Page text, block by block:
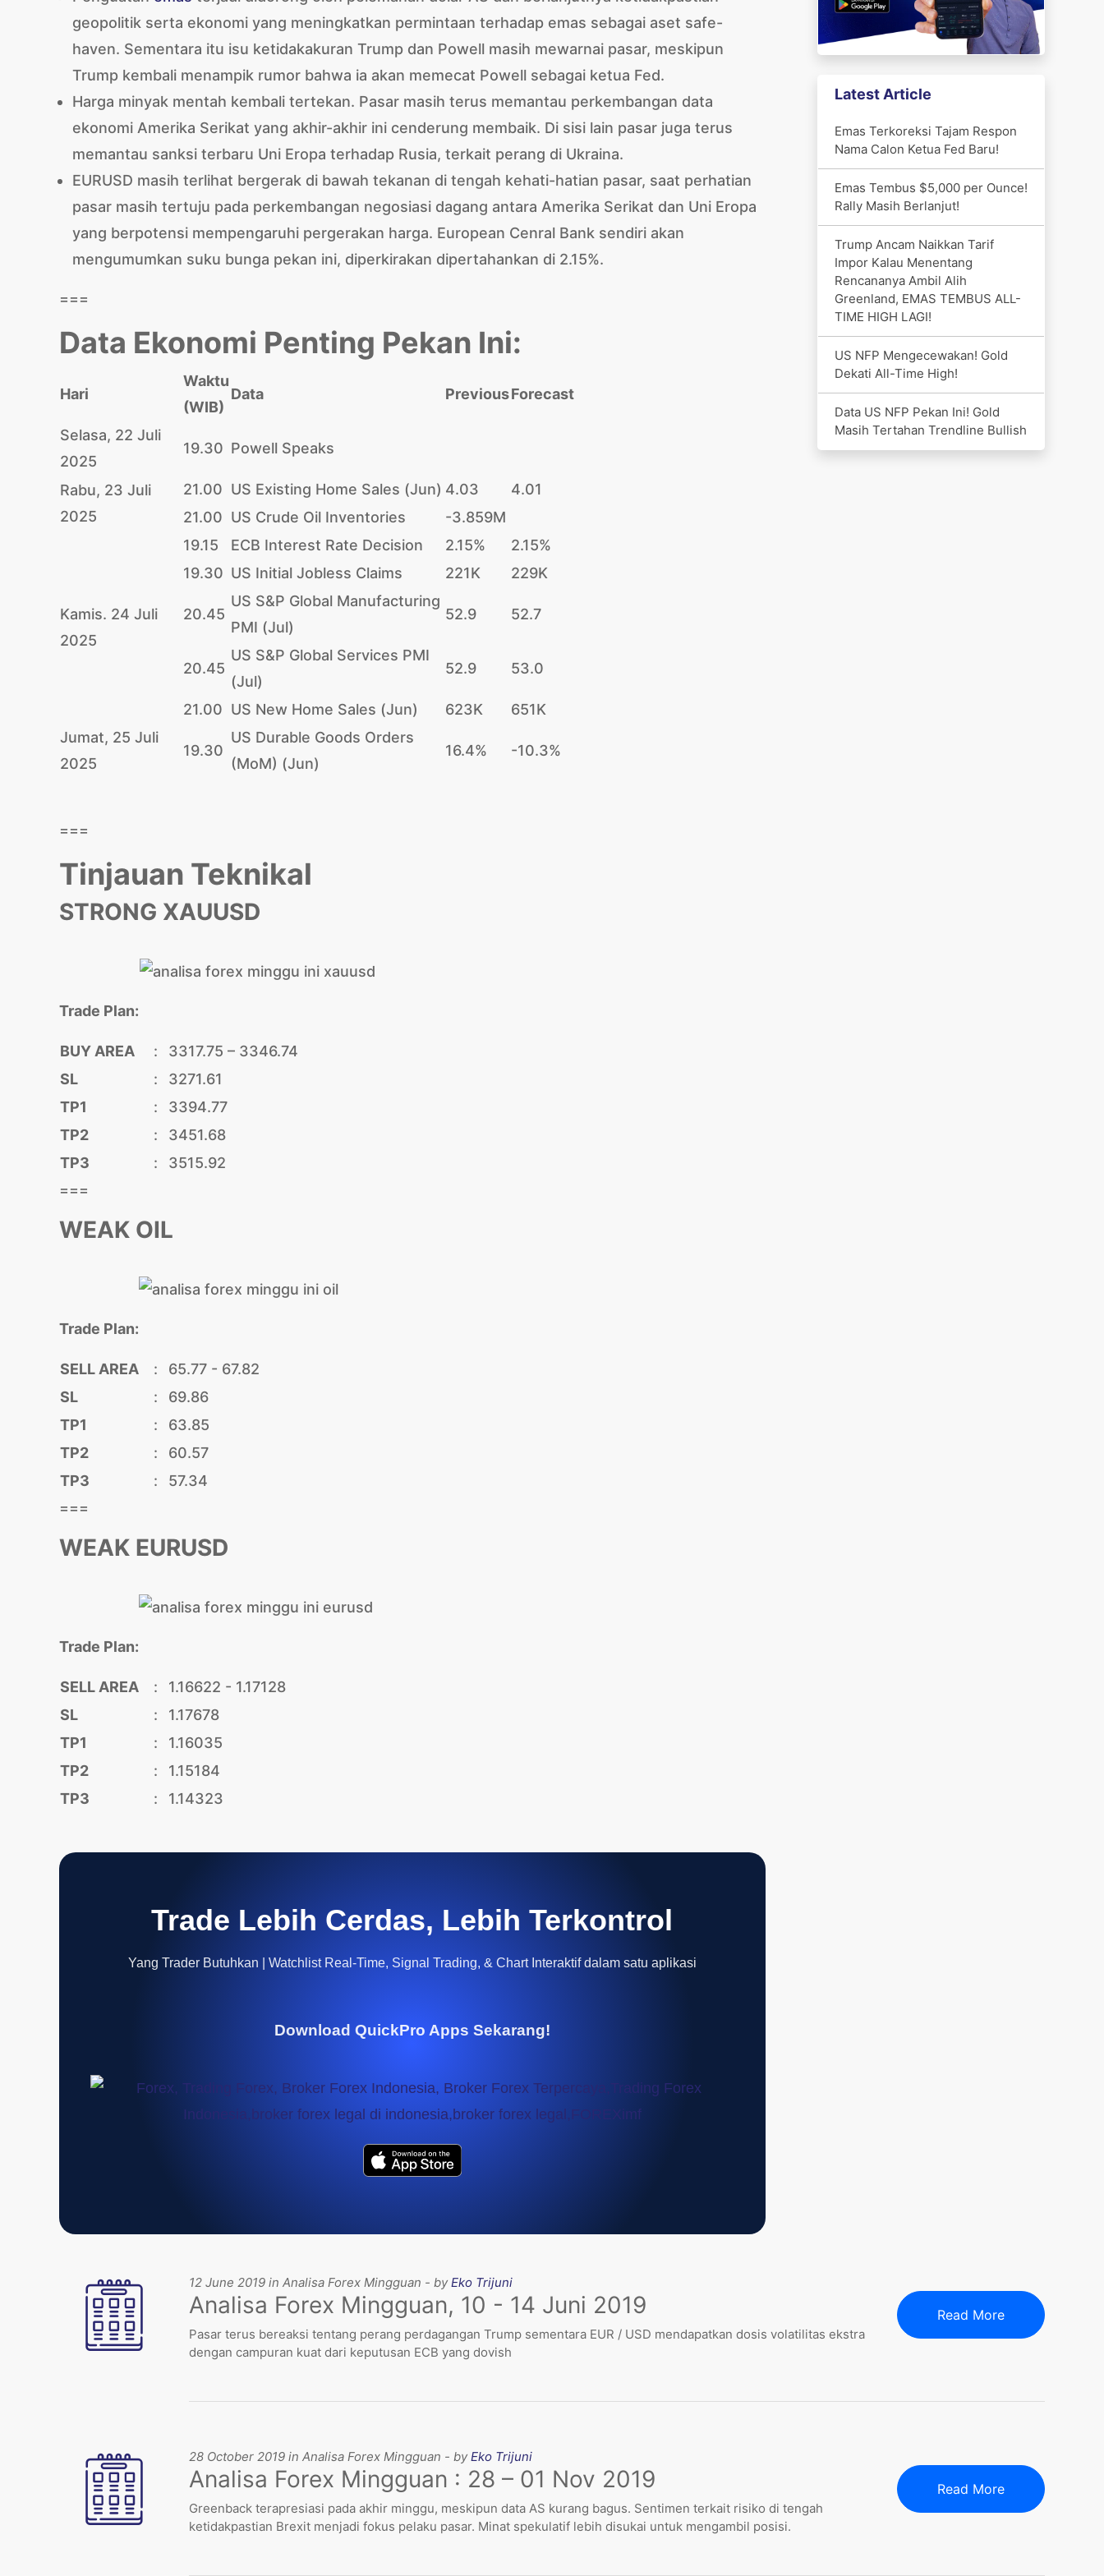
geopolitik serta ekonomi yang meningkatkan permintaan terhadap emas sebagai aset safe-
haven. Sementara itu isu ketidakakuran Trump dan Powell masih mewarnai pasar, meskipun
Trump kembali menampik rumor bahwa ia akan memecat Powell sebagai ketua Fed.
Harga minyak mentah kembali tertekan. Pasar masih terus memantau perkembangan data
ekonomi Amerika Serikat yang akhir-akhir ini cenderung membaik. Di sisi lain pasar juga terus
memantau sanksi terbaru Uni Eropa terhadap Rusia, terkait perang di Ukraina.
EURUSD masih terlihat bergerak di bawah tekanan di tengah kehati-hatian pasar, saat perhatian
pasar masih tertuju pada perkembangan negosiasi dagang antara Amerika Serikat dan Uni Eropa
yang berpotensi mempengaruhi pergerakan harga. European Cenral Bank sendiri akan
mengumumkan suku bunga pekan ini, diperkirakan dipertahankan di 2.15%.
===
Data Ekonomi Penting Pekan Ini:
Hari
Waktu
(WIB)
Data PreviousForecast
Selasa, 22 Juli
2025
19.30 Powell Speaks
Rabu, 23 Juli
2025
21.00 US Existing Home Sales (Jun) 4.03
4.01
21.00 US Crude Oil Inventories -3.859M
Kamis. 24 Juli
2025
19.15 ECB Interest Rate Decision 2.15%
2.15%
19.30 US Initial Jobless Claims 221K 229K
20.45
US S&P Global Manufacturing
PMI (Jul)
52.9 52.7
20.45
US S&P Global Services PMI
(Jul)
52.9 53.0
21.00 US New Home Sales (Jun) 623K
651K
Jumat, 25 Juli
2025
19.30
US Durable Goods Orders
(MoM) (Jun)
16.4% -10.3%
===
Tinjauan Teknikal
STRONG XAUUSD
Trade Plan:
BUY AREA :
3317.75 – 3346.74
SL
:
3271.61
TP1
:
3394.77
TP2
:
3451.68
TP3
:
3515.92
===
WEAK OIL
Trade Plan:
SELL AREA :
65.77 - 67.82
SL
:
69.86
TP1
:
63.85
TP2
:
60.57
TP3
:
57.34
===
WEAK EURUSD
Trade Plan:
SELL AREA :
1.16622 - 1.17128
SL
:
1.17678
TP1
:
1.16035
TP2
:
1.15184
TP3
: 1.14323
Trade Lebih Cerdas, Lebih Terkontrol
Yang Trader Butuhkan | Watchlist Real-Time, Signal Trading, & Chart Interaktif dalam satu aplikasi
Download QuickPro Apps Sekarang!
Latest Article
Emas Terkoreksi Tajam Respon
Nama Calon Ketua Fed Baru!
Emas Tembus $5,000 per Ounce!
Rally Masih Berlanjut!
Trump Ancam Naikkan Tarif
Impor Kalau Menentang
Rencananya Ambil Alih
Greenland, EMAS TEMBUS ALL-
TIME HIGH LAGI!
US NFP Mengecewakan! Gold
Dekati All-Time High!
Data US NFP Pekan Ini! Gold
Masih Tertahan Trendline Bullish
12 June 2019 in Analisa Forex Mingguan - byEko Trijuni
Analisa Forex Mingguan, 10 - 14 Juni 2019
Pasar terus bereaksi tentang perang perdagangan Trump sementara EUR / USD mendapatkan dosis volatilitas ekstra
dengan campuran kuat dari keputusan ECB yang dovish
Read More
28 October 2019 in Analisa Forex Mingguan - byEko Trijuni
Analisa Forex Mingguan : 28 – 01 Nov 2019
Greenback terapresiasi pada akhir minggu, meskipun data AS kurang bagus. Sentimen terkait risiko di tengah
ketidakpastian Brexit menjadi fokus pelaku pasar. Minat spekulatif lebih disukai untuk mengambil posisi.
Read More